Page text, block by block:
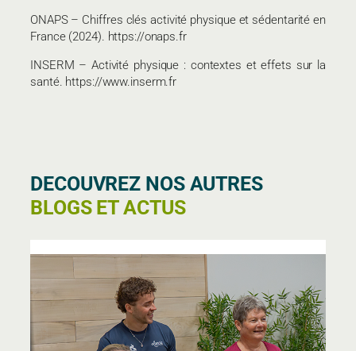
ONAPS – Chiffres clés activité physique et sédentarité en
France (2024). https://onaps.fr
INSERM – Activité physique : contextes et effets sur la
santé. https://www.inserm.fr
DECOUVREZ NOS AUTRES
BLOGS ET ACTUS